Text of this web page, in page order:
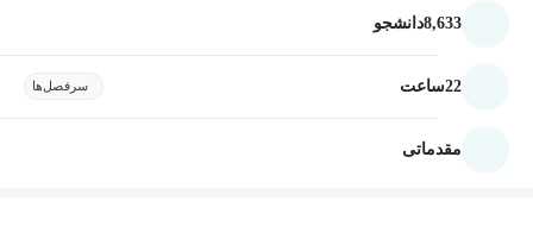
8,633دانشجو
22ساعت سرفصل‌ها
مقدماتی